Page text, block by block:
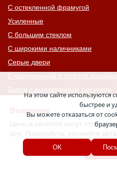
Внимание
Цены в каталоге могут
цен. Пожалуйста, уточняйте
С остекленной фрамугой
Усиленные
С большим стеклом
С широкими наличниками
Серые двери
С увеличенной и толстой коробкой
Двери с выдавленным рисунком
Двери с витражным остеклением
Двери с английской решеткой
Глухие противопожарные двери
Однопольные противопожарные
Двери со львом
На этом сайте используются
быстрее и
Вы можете отказаться от
OK